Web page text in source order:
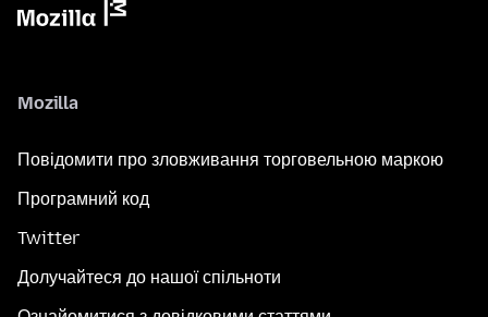
Mozilla
Повідомити про зловживання торговельною маркою
Програмний код
Twitter
Долучайтеся до нашої спільноти